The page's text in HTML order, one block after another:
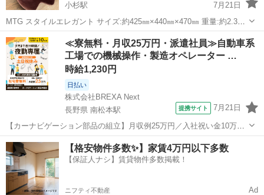
小杉駅
7月21日
MTG スタイルエレガント サイズ:約425㎜×440㎜×470㎜ 重量:約2.3㎏
状態:良 ご覧いただき誠にありがとうございます。 当商品につきまし
ては、店舗でのみ販売しており、配達・郵送などのサー...
富山 射水市 小杉駅 ボディケア
≪寮無料・月収25万円・派遣社員≫自動車系
工場での機械操作・製造オペレーター …
時給1,230円
日払い
株式会社BREXA Next
長野県 南松本駅
提携サイト 7月21日
【カーナビゲーション部品の組立】月収例25万円／入社祝い金10万
円！／うれしい土日祝休み★年間休日125日／稼げる夜勤専属！日払い
OK！ 人気の工場のお仕事 ◇カーナビゲーション部品の組立◇ ■ 業務
内容 車載用カーナビゲ...
長野 松本市 南松本駅 その他
【格安物件多数✨】家賃4万円以下多数
【保証人ナシ】賃貸物件多数掲載！
ニフティ不動産 Ad